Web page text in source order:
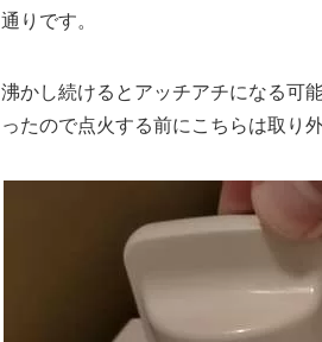
通りです。
沸かし続けるとアッチアチになる可
ったので点火する前にこちらは取り